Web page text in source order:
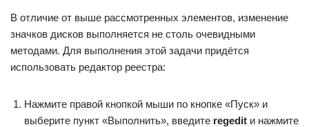
В отличие от выше рассмотренных элементов, изменение
значков дисков выполняется не столь очевидными
методами. Для выполнения этой задачи придётся
использовать редактор реестра:
Нажмите правой кнопкой мыши по кнопке «Пуск» и
выберите пункт «Выполнить», введите regedit и нажмите